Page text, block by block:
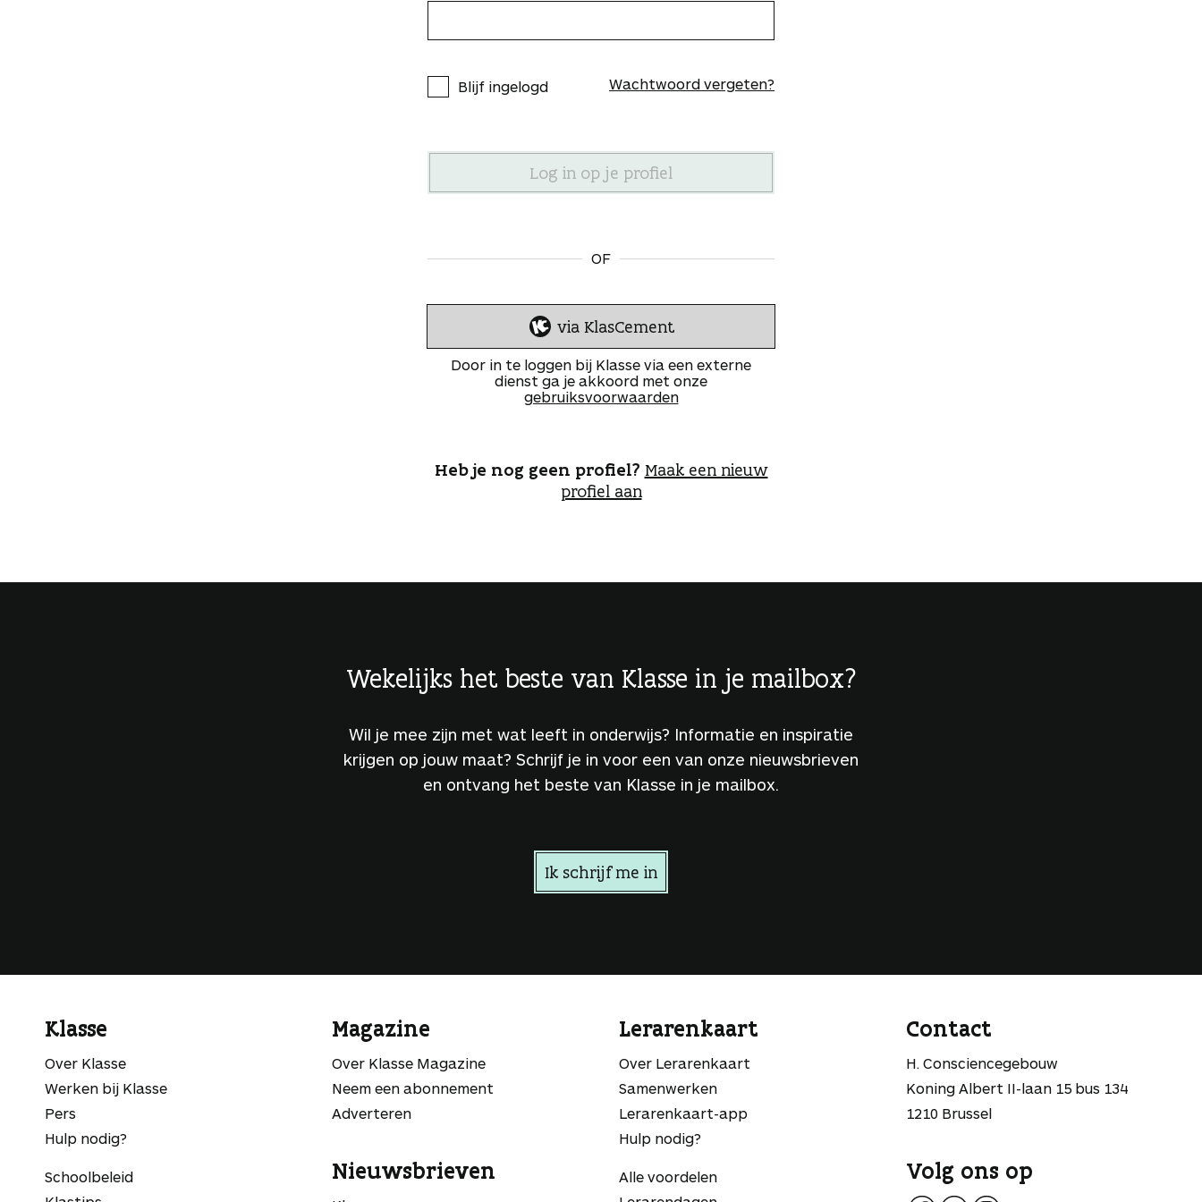
Blijf ingelogd Wachtwoord vergeten?
OF
I
n
l
o
e
n
via KlasCement
Door in te loggen bij Klasse via een externe
dienst ga je akkoord met onze
gebruiksvoorwaarden
Heb je nog geen profiel? Maak een nieuw
profiel aan
Wekelijks het beste van Klasse in je mailbox?
Wil je mee zijn met wat leeft in onderwijs? Informatie en inspiratie
krijgen op jouw maat? Schrijf je in voor een van onze nieuwsbrieven
en ontvang het beste van Klasse in je mailbox.
Ik schrijf me in
Klasse
Over Klasse
Werken bij Klasse
Pers
Hulp nodig?
Schoolbeleid
Magazine
Over Klasse Magazine
Neem een abonnement
Adverteren
Nieuwsbrieven
Lerarenkaart
Over Lerarenkaart
Samenwerken
Lerarenkaart-app
Hulp nodig?
Alle voordelen
Contact
H. Consciencegebouw
Koning Albert II-laan 15 bus 134
1210 Brussel
Volg ons op